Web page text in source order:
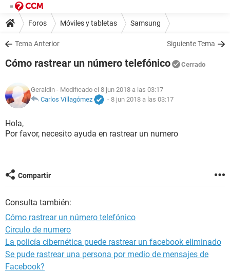
Foros Móviles y tabletas Samsung
Tema Anterior Siguiente Tema
Cómo rastrear un número telefónico Cerrado
Geraldin - Modificado el 8 jun 2018 a las 03:17
Carlos Villagómez
- 8 jun 2018 a las 03:17
Hola,
Por favor, necesito ayuda en rastrear un numero
Compartir
Consulta también:
Cómo rastrear un número telefónico
Circulo de numero
La policía cibernética puede rastrear un facebook eliminado
Se pude rastrear una persona por medio de mensajes de
Facebook?